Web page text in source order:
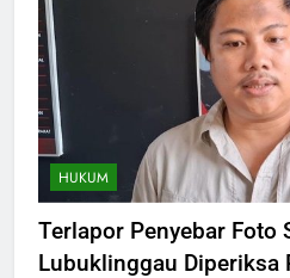
HUKUM
Terlapor Penyebar Foto
Lubuklinggau Diperiksa